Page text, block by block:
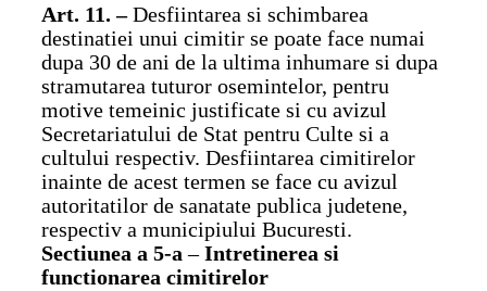
Art. 11. –Desfiintarea si schimbarea
destinatiei unui cimitir se poate face numai
dupa 30 de ani de la ultima inhumare si dupa
stramutarea tuturor osemintelor, pentru
motive temeinic justificate si cu avizul
Secretariatului de Stat pentru Culte si a
cultului respectiv. Desfiintarea cimitirelor
inainte de acest termen se face cu avizul
autoritatilor de sanatate publica judetene,
respectiv a municipiului Bucuresti.
Sectiunea a 5-a –Intretinerea si
functionarea cimitirelor